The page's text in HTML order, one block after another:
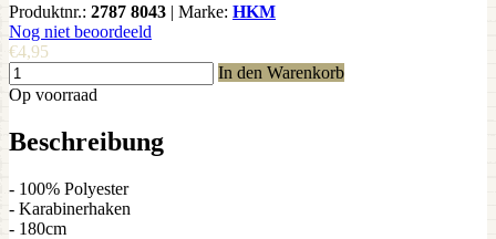
Produktnr.: 2787 8043 | Marke: HKM
Nog niet beoordeeld
€4,95
In den Warenkorb
Op voorraad
Beschreibung
- 100% Polyester
- Karabinerhaken
- 180cm